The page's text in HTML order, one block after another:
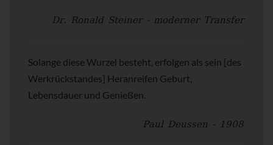
Dr. Ronald Steiner - moderner Transfer
Solange diese Wurzel besteht, erfolgen als sein [des
Werkrückstandes] Heranreifen Geburt,
Lebensdauer und Genießen.
Paul Deussen - 1908